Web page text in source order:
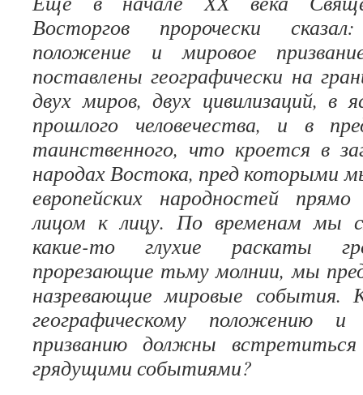
Восторгов пророчески
положение и мировое
поставлены географически на
двух миров, двух цивилизаций, в
прошлого человечества, и в
таинственного, что кроется в
народах Востока, пред которыми
европейских народностей
лицом к лицу. По временам мы
какие-то глухие раскаты
прорезающие тьму молнии, мы
назревающие мировые
географическому положению
призванию должны
грядущими событиями?